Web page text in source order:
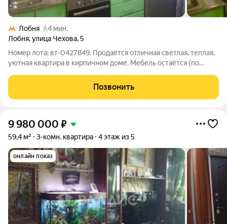
Лобня
4 мин.
Лобня,улица Чехова,5
Номер лота: вт-0427849. Продаётся отличная светлая, теплая,
уютная квартира в кирпичном доме. Мебель остаётся (по
пешком 5 мин. В шаговой доступности6 детские сады, школы,
сетевые магазины.
Позвонить
9 980 000 ₽
59,4 м² 3-комн. квартира 4 этаж из 5
онлайн показ